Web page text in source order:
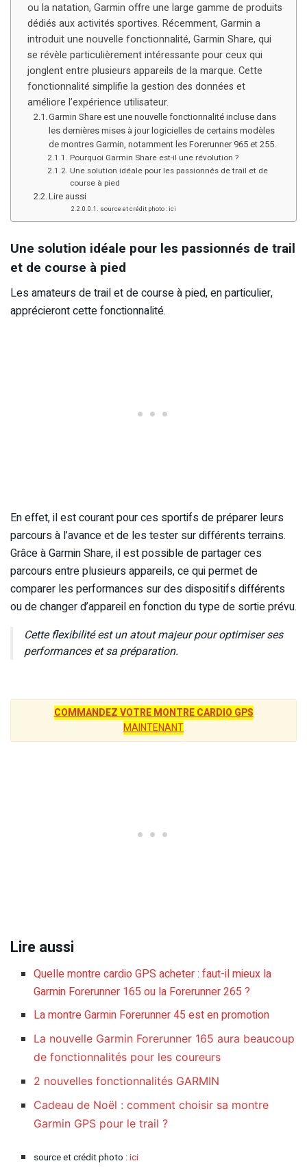
ou la natation, Garmin offre une large gamme de produits
dédiés aux activités sportives. Récemment, Garmin a
introduit une nouvelle fonctionnalité, Garmin Share, qui
se révèle particulièrement intéressante pour ceux qui
jonglent entre plusieurs appareils de la marque. Cette
fonctionnalité simplifie la gestion des données et
améliore l’expérience utilisateur.
Garmin Share est une nouvelle fonctionnalité incluse dans
les dernières mises à jour logicielles de certains modèles
de montres Garmin, notamment les Forerunner 965 et 255.
Pourquoi Garmin Share est-il une révolution ?
Une solution idéale pour les passionnés de trail et de
course à pied
Lire aussi
source et crédit photo : ici
Une solution idéale pour les passionnés de trail
et de course à pied
Les amateurs de trail et de course à pied, en particulier,
apprécieront cette fonctionnalité.
En effet, il est courant pour ces sportifs de préparer leurs
parcours à l’avance et de les tester sur différents terrains.
Grâce à Garmin Share, il est possible de partager ces
parcours entre plusieurs appareils, ce qui permet de
comparer les performances sur des dispositifs différents
ou de changer d’appareil en fonction du type de sortie prévu.
Cette flexibilité est un atout majeur pour optimiser ses
performances et sa préparation.
COMMANDEZ VOTRE MONTRE CARDIO GPS
MAINTENANT
Lire aussi
Quelle montre cardio GPS acheter : faut-il mieux la
Garmin Forerunner 165 ou la Forerunner 265 ?
La montre Garmin Forerunner 45 est en promotion
La nouvelle Garmin Forerunner 165 aura beaucoup
de fonctionnalités pour les coureurs
2 nouvelles fonctionnalités GARMIN
Cadeau de Noël : comment choisir sa montre
Garmin GPS pour le trail ?
source et crédit photo :ici